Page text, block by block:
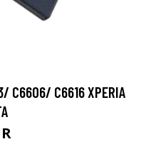
C6606/ C6616 XPERIA